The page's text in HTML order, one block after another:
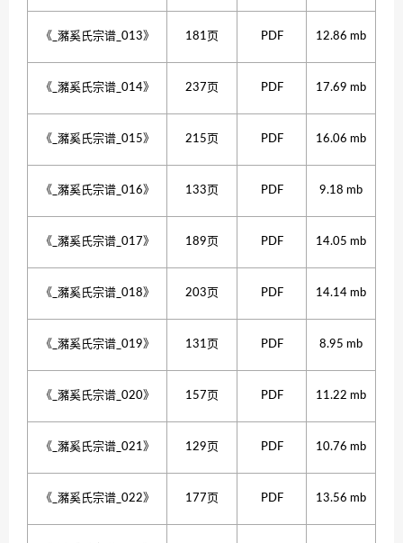
《_瀦奚氏宗谱_013》 181页 PDF 12.86 mb
《_瀦奚氏宗谱_014》 237页 PDF 17.69 mb
《_瀦奚氏宗谱_015》 215页 PDF 16.06 mb
《_瀦奚氏宗谱_016》 133页 PDF 9.18 mb
《_瀦奚氏宗谱_017》 189页 PDF 14.05 mb
《_瀦奚氏宗谱_018》 203页 PDF 14.14 mb
《_瀦奚氏宗谱_019》 131页 PDF 8.95 mb
《_瀦奚氏宗谱_020》 157页 PDF 11.22 mb
《_瀦奚氏宗谱_021》 129页 PDF 10.76 mb
《_瀦奚氏宗谱_022》 177页 PDF 13.56 mb